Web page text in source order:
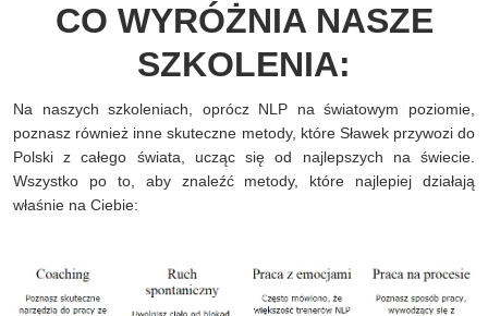
CO WYRÓŻNIA NASZE
SZKOLENIA:
Na naszych szkoleniach, oprócz NLP na światowym poziomie,
poznasz również inne skuteczne metody, które Sławek przywozi do
Polski z całego świata, ucząc się od najlepszych na świecie.
Wszystko po to, aby znaleźć metody, które najlepiej działają
właśnie na Ciebie: